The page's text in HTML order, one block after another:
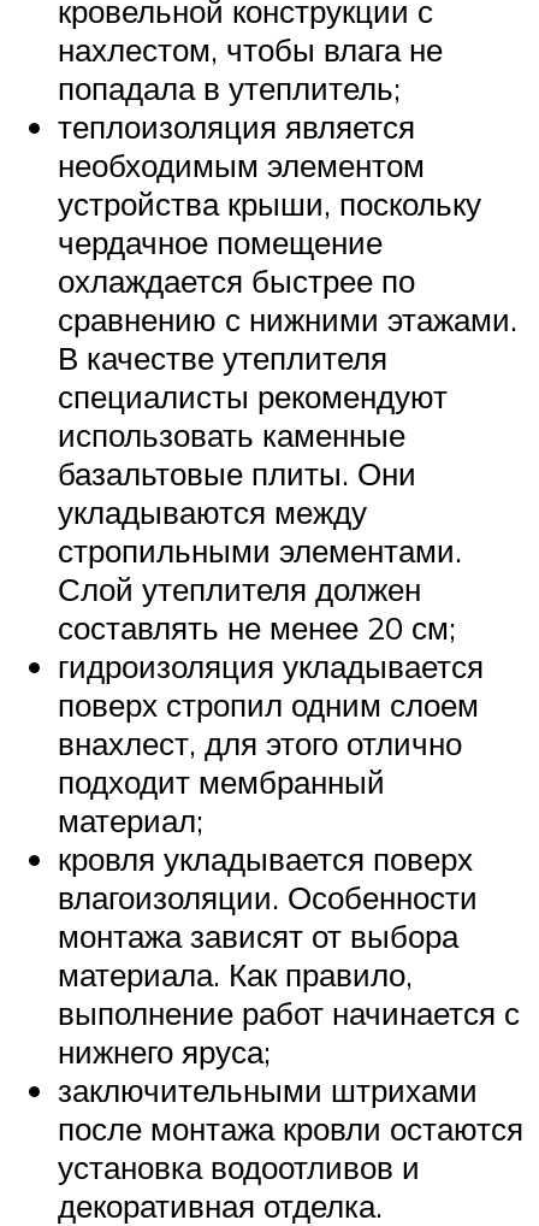
кровельной конструкции с
нахлестом, чтобы влага не
попадала в утеплитель;
теплоизоляция является
необходимым элементом
устройства крыши, поскольку
чердачное помещение
охлаждается быстрее по
сравнению с нижними этажами.
В качестве утеплителя
специалисты рекомендуют
использовать каменные
базальтовые плиты. Они
укладываются между
стропильными элементами.
Слой утеплителя должен
составлять не менее 20 см;
гидроизоляция укладывается
поверх стропил одним слоем
внахлест, для этого отлично
подходит мембранный
материал;
кровля укладывается поверх
влагоизоляции. Особенности
монтажа зависят от выбора
материала. Как правило,
выполнение работ начинается с
нижнего яруса;
заключительными штрихами
после монтажа кровли остаются
установка водоотливов и
декоративная отделка.